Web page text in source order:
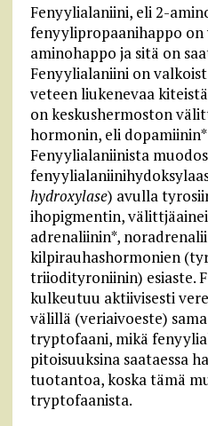
Fenyylialaniini, eli 2-
fenyylipropaanihappo
aminohappo ja sitä on
Fenyylialaniini on
veteen liukenevaa
on keskushermoston
hormonin, eli
Fenyylialaniinista
hydroxylase) avulla
ihopigmentin,
adrenaliinin*,
kilpirauhashormonien
triiodityroniinin) esiaste.
kulkeutuu aktiivisesti
välillä (veriaivoeste)
tryptofaani, mikä
pitoisuuksina saataessa
tuotantoa, koska tämä
tryptofaanista.